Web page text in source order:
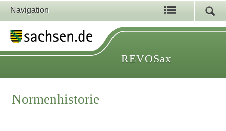
Navigation
REVOSax
Normenhistorie